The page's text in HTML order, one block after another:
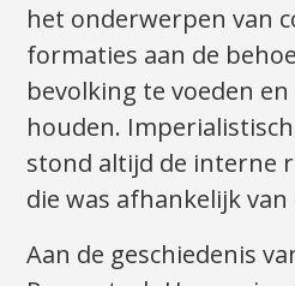
het onderwerpen van
formaties aan de
bevolking te voeden
houden.
stond altijd de interne
die was afhankelijk
Aan de geschiedenis